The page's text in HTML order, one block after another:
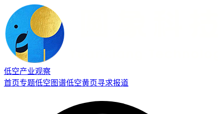
低空产业观察
首页专题低空图谱低空黄页寻求报道